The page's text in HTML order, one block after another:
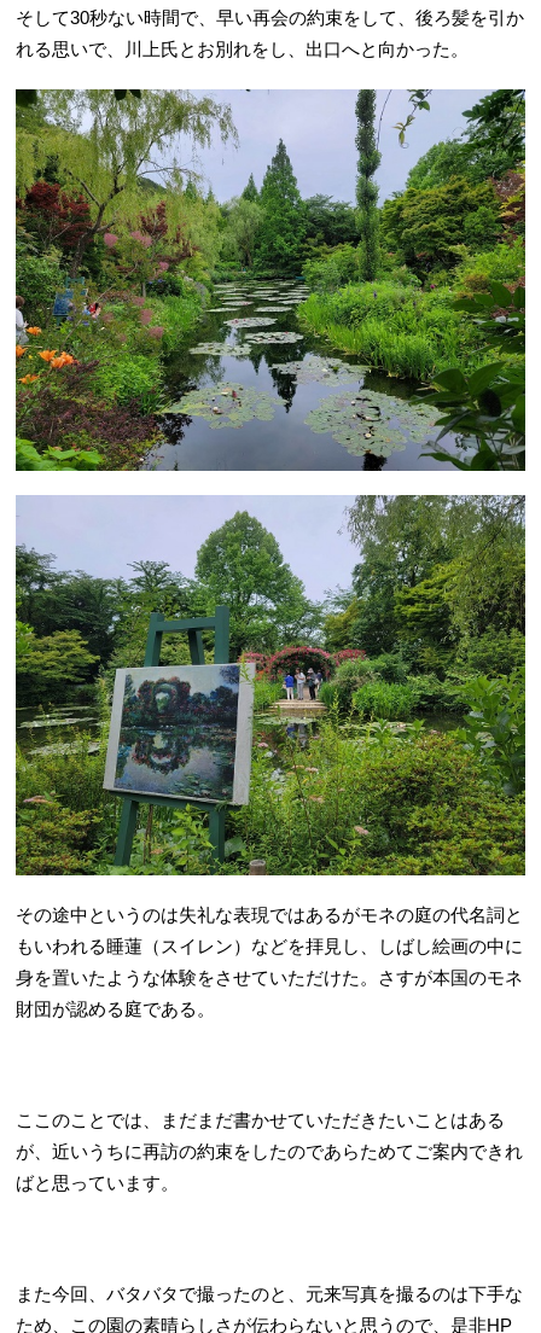
そして30秒ない時間で、早い再会の約束をして、後ろ髪を引か
れる思いで、川上氏とお別れをし、出口へと向かった。
その途中というのは失礼な表現ではあるがモネの庭の代名詞と
もいわれる睡蓮（スイレン）などを拝見し、しばし絵画の中に
身を置いたような体験をさせていただけた。さすが本国のモネ
財団が認める庭である。
ここのことでは、まだまだ書かせていただきたいことはある
が、近いうちに再訪の約束をしたのであらためてご案内できれ
ばと思っています。
また今回、バタバタで撮ったのと、元来写真を撮るのは下手な
ため、この園の素晴らしさが伝わらないと思うので、是非HP